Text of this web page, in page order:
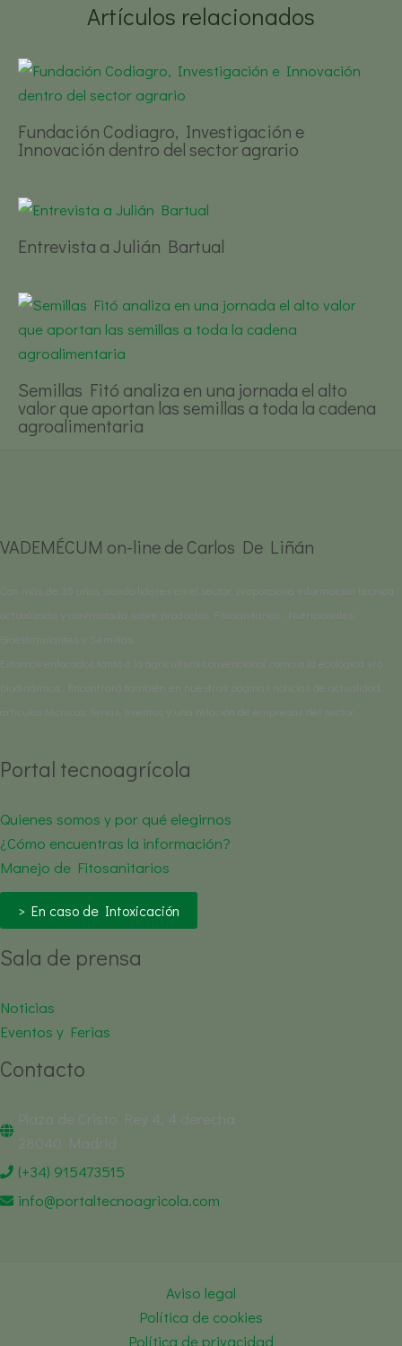
Artículos relacionados
Fundación Codiagro, Investigación e
Innovación dentro del sector agrario
Entrevista a Julián Bartual
Semillas Fitó analiza en una jornada el alto
valor que aportan las semillas a toda la cadena
agroalimentaria
VADEMÉCUM on-line de Carlos De Liñán
Con más de 35 años siendo líderes en el sector, proporciona información técnica
actualizada y contrastada sobre productos Fitosanitarios, Nutricionales,
Bioestimulantes y Semillas.
Estamos enfocados tanto a la agricultura convencional como a la ecológica y/o
biodinámica. Encontrará también en nuestras páginas noticias de actualidad,
artículos técnicos, ferias, eventos y una relación de empresas del sector.
Portal tecnoagrícola
Quienes somos y por qué elegirnos
¿Cómo encuentras la información?
Manejo de Fitosanitarios
> En caso de Intoxicación
Sala de prensa
Noticias
Eventos y Ferias
Contacto
Plaza de Cristo Rey 4, 4 derecha
28040 Madrid
(+34) 915473515
info@portaltecnoagricola.com
Aviso legal
Política de cookies
Política de privacidad